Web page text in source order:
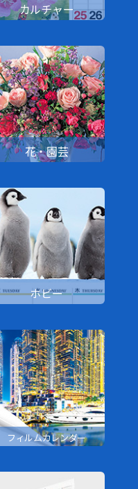
カルチャー
花・園芸
ホビー
フィルムカレンダー